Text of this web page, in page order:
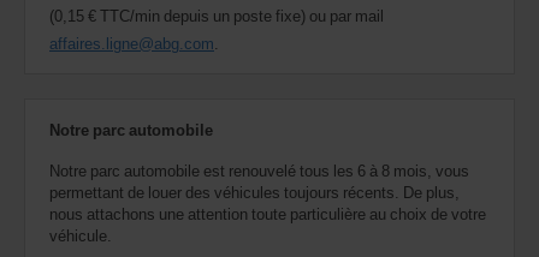
(0,15 € TTC/min depuis un poste fixe) ou par mail
affaires.ligne@abg.com.
Notre parc automobile
Notre parc automobile est renouvelé tous les 6 à 8 mois, vous
permettant de louer des véhicules toujours récents. De plus,
nous attachons une attention toute particulière au choix de votre
véhicule.